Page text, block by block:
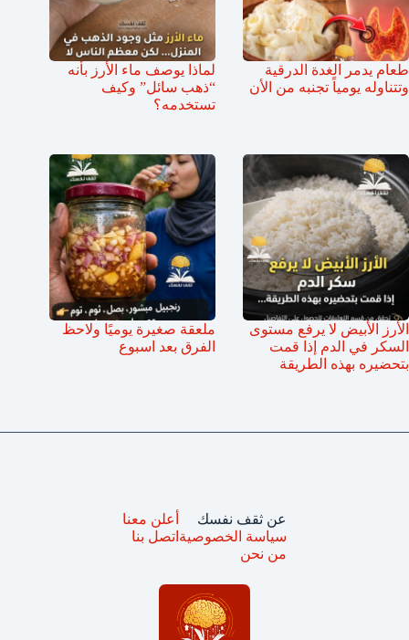
طعام يدمر الغدة الدرقية
وتتناوله يومياً تجنبه من الأن
لماذا يوصف ماء الأرز بأنه
“ذهب سائل” وكيف
تستخدمه؟
الأرز الأبيض لا يرفع مستوى
السكر في الدم إذا قمت
بتحضيره بهذه الطريقة
ملعقة صغيرة يوميًا ولاحظ
الفرق بعد اسبوع
عن ثقف نفسك
سياسة الخصوصية
من نحن
أعلن معنا
اتصل بنا